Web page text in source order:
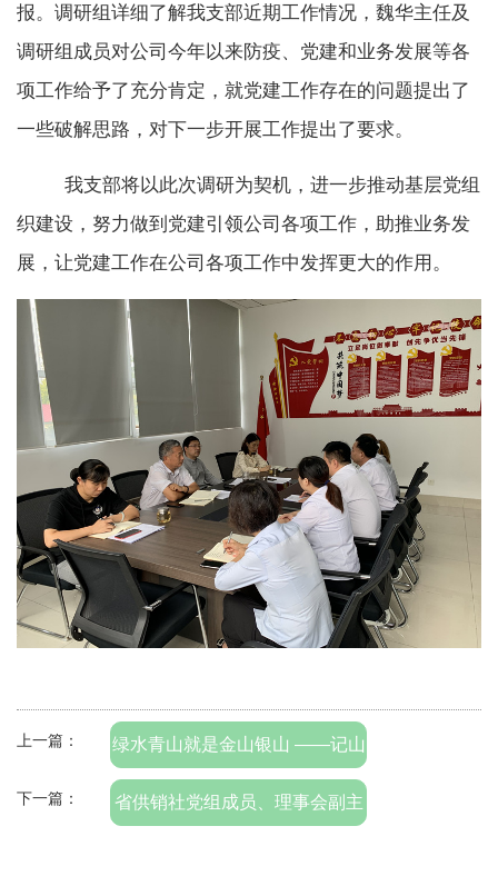
报。调研组详细了解我支部近期工作情况，魏华主任及
调研组成员对公司今年以来防疫、党建和业务发展等各
项工作给予了充分肯定，就党建工作存在的问题提出了
一些破解思路，对下一步开展工作提出了要求。
我支部将以此次调研为契机，进一步推动基层党组
织建设，努力做到党建引领公司各项工作，助推业务发
展，让党建工作在公司各项工作中发挥更大的作用。
上一篇： 绿水青山就是金山银山 ——记山
东供销担保党支部义务植树活动
下一篇： 省供销社党组成员、理事会副主